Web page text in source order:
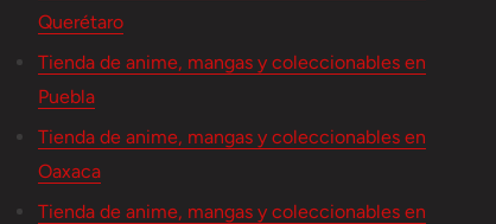
Querétaro
Tienda de anime, mangas y coleccionables en
Puebla
Tienda de anime, mangas y coleccionables en
Oaxaca
Tienda de anime, mangas y coleccionables en